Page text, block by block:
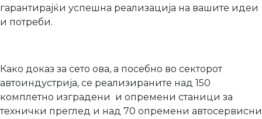
гарантирајќи успешна реализација на вашите идеи
и потреби.
Како доказ за сето ова, а посебно во секторот
автоиндустрија, се реализираните над 150
комплетно изградени и опремени станици за
технички преглед и над 70 опремени автосервисни